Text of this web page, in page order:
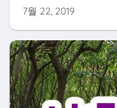
7월 22, 2019